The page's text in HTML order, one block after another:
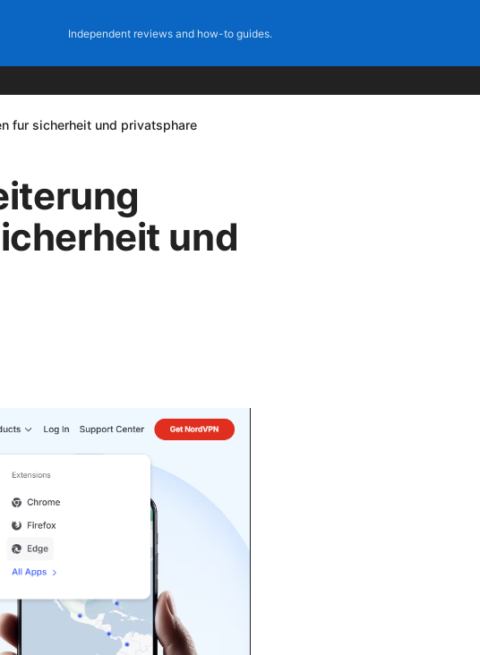
Independent reviews and how-to guides.
fur sicherheit und privatsphare
und